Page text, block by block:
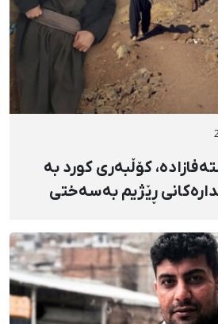
کۆڵبەری کورد بە
ڕێژیم بەسەختی